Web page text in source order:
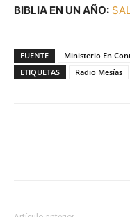
BIBLIA EN UN AÑO:
FUENTE
Ministerio En
ETIQUETAS
Radio Mesías